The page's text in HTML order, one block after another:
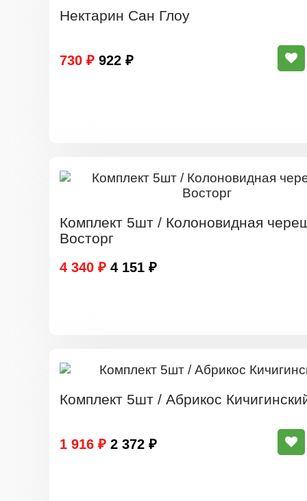
Нектарин Сан Глоу
730 ₽ 922 ₽
Комплект 5шт / Колоновидная
Восторг
4 340 ₽ 4 151 ₽
Комплект 5шт / Абрикос
1 916 ₽ 2 372 ₽